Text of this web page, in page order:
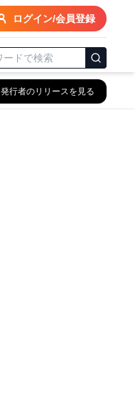
ログイン/会員登録
発行者のリリースを見る